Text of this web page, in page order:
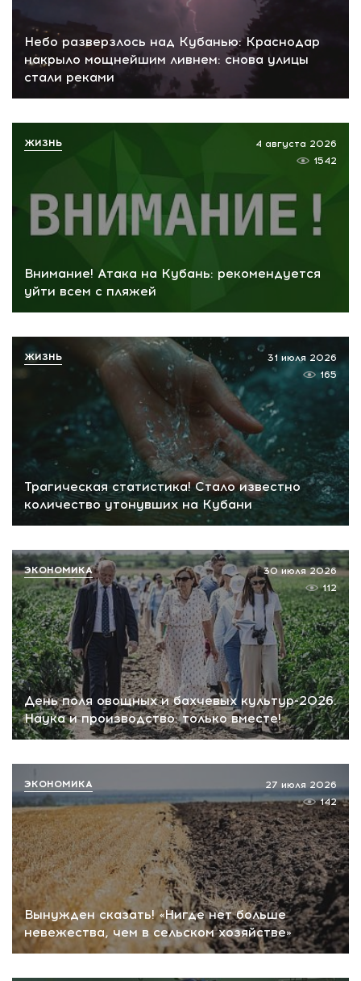
Небо разверзлось над Кубанью: Краснодар
накрыло мощнейшим ливнем: снова улицы
стали реками
Внимание! Атака на Кубань: рекомендуется
уйти всем с пляжей
4 августа 2026
1542
ЖИЗНЬ
Трагическая статистика! Стало известно
количество утонувших на Кубани
31 июля 2026
165
ЖИЗНЬ
День поля овощных и бахчевых культур-2026.
Наука и производство: только вместе!
30 июля 2026
112
ЭКОНОМИКА
Вынужден сказать! «Нигде нет больше
невежества, чем в сельском хозяйстве»
27 июля 2026
142
ЭКОНОМИКА